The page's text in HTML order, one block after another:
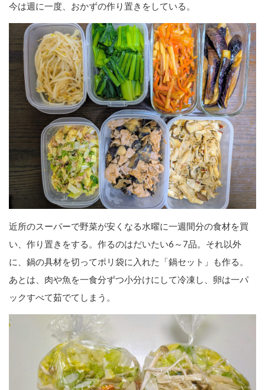
今は週に一度、おかずの作り置きをしている。
近所のスーパーで野菜が安くなる水曜に一週間分の食材を買
い、作り置きをする。作るのはだいたい6～7品。それ以外
に、鍋の具材を切ってポリ袋に入れた「鍋セット」も作る。
あとは、肉や魚を一食分ずつ小分けにして冷凍し、卵は一パ
ックすべて茹でてしまう。